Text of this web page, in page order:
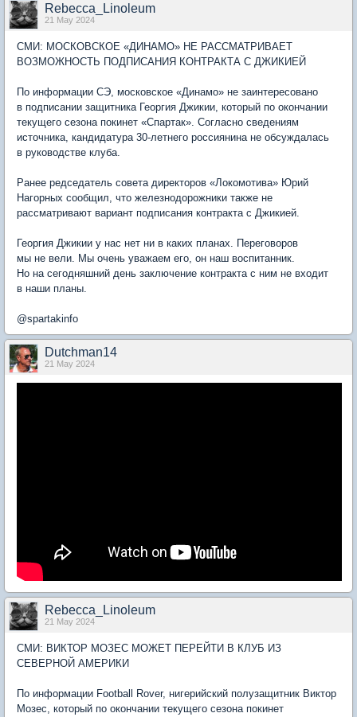
Rebecca_Linoleum
21 May 2024
СМИ: МОСКОВСКОЕ «ДИНАМО» НЕ РАССМАТРИВАЕТ
ВОЗМОЖНОСТЬ ПОДПИСАНИЯ КОНТРАКТА С ДЖИКИЕЙ
По информации СЭ, московское «Динамо» не заинтересовано
в подписании защитника Георгия Джикии, который по окончании
текущего сезона покинет «Спартак». Согласно сведениям
источника, кандидатура 30-летнего россиянина не обсуждалась
в руководстве клуба.
Ранее редседатель совета директоров «Локомотива» Юрий
Нагорных сообщил, что железнодорожники также не
рассматривают вариант подписания контракта с Джикией.
Георгия Джикии у нас нет ни в каких планах. Переговоров
мы не вели. Мы очень уважаем его, он наш воспитанник.
Но на сегодняшний день заключение контракта с ним не входит
в наши планы.
@spartakinfo
Dutchman14
21 May 2024
Rebecca_Linoleum
21 May 2024
СМИ: ВИКТОР МОЗЕС МОЖЕТ ПЕРЕЙТИ В КЛУБ ИЗ
СЕВЕРНОЙ АМЕРИКИ
По информации Football Rover, нигерийский полузащитник Виктор
Мозес, который по окончании текущего сезона покинет